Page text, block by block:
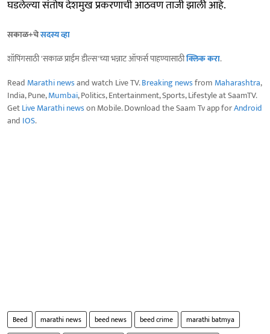
घडलेल्या संतोष देशमुख प्रकरणाची आठवण ताजी झाली आहे.
सकाळ+चेसदस्य व्हा
शॉपिंगसाठी 'सकाळ प्राईम डील्स'च्या भन्नाट ऑफर्स पाहण्यासाठीक्लिक करा.
Read Marathi newsand watch Live TV.Breaking newsfrom Maharashtra,
India, Pune,Mumbai, Politics, Entertainment, Sports, Lifestyle at SaamTV.
GetLive Marathi newson Mobile. Download the Saam Tv app forAndroid
and IOS.
Beed marathi news beed news beed crime
marathi batmya